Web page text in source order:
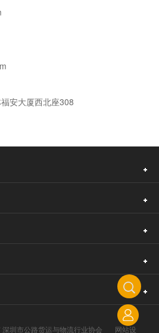
安大厦西北座308
深圳市公路货运与物流行业协会 网站设